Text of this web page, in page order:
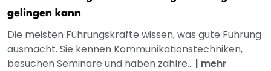
gelingen kann
Die meisten Führungskräfte wissen, was gute Führung
ausmacht. Sie kennen Kommunikationstechniken,
besuchen Seminare und haben zahlre... | mehr